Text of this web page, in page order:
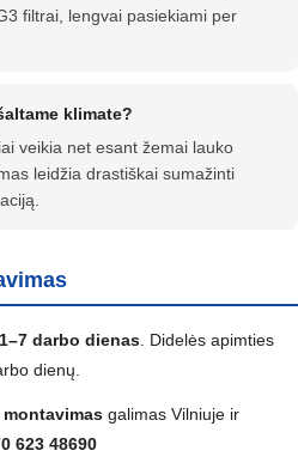
filtrai, lengvai pasiekiami per
klimate?
veikia net esant žemai lauko
leidžia drastiškai sumažinti
1–7 darbo dienas . Didelės apimties
dienų.
galimas Vilniuje ir
623 48690